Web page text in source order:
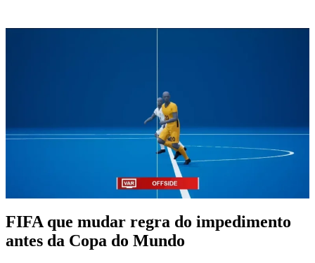
FIFA que mudar regra do impedimento
antes da Copa do Mundo